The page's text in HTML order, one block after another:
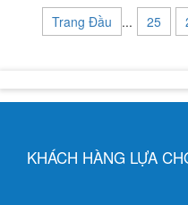
Trang Đầu ... 25
KHÁCH HÀNG LỰA